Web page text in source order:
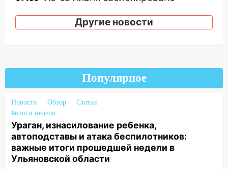
09:15 Ураган, изнасилование ребенка,
В Ульяновске восстановили
трамвайную и троллейбусную
инфраструктуру после шторма.
08:19
Внимание! В Цильнинском районе
пропал 67-летний мужчина
08:11 На Ульяновск снова надвигается
непогода
Другие новости
Популярное
Новости Обзор
Статьи
#итоги недели
Ураган, изнасилование ребенка,
автоподставы и атака беспилотников:
важные итоги прошедшей недели в
Ульяновской области